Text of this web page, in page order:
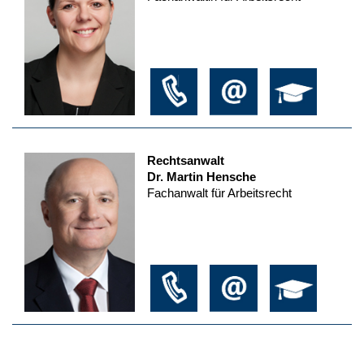
Rechtsanwalt
Dr. Martin Hensche
Fachanwalt für Arbeitsrecht